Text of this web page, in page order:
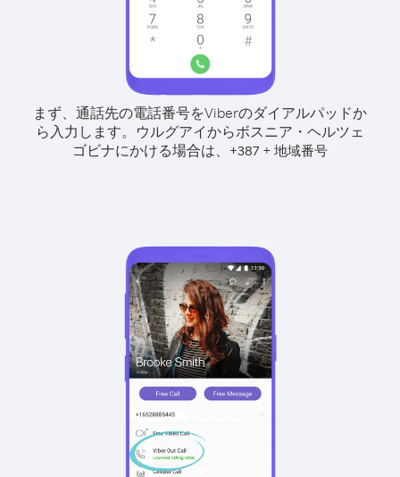
まず、通話先の電話番号をViberのダイアルパッドか
ら入力します。 ウルグアイからボスニア・ヘルツェ
ゴビナにかける場合は、 +387 + 地域番号